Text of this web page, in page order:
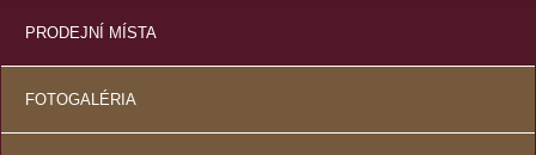
PRODEJNÍ MÍSTA
FOTOGALÉRIA